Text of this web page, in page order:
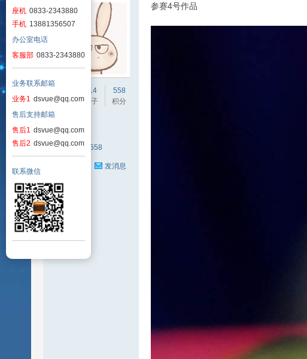
SV
U
主题
114
帖子
558
积分
积分 558
发消息
参赛4号作品
座机 0833-2343880
手机 13881356507
办公室电话
客服部 0833-2343880
业务联系邮箱
业务1 dsvue@qq.com
售后支持邮箱
售后1 dsvue@qq.com
售后2 dsvue@qq.com
联系微信